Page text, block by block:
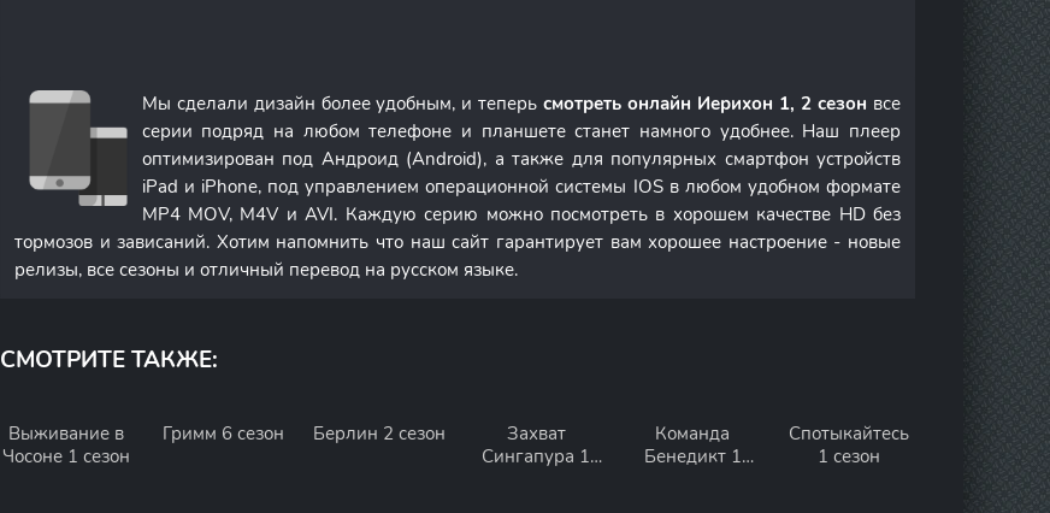
Мы сделали дизайн более удобным, и теперьсмотреть онлайн Иерихон 1, 2 сезон все
серии подряд на любом телефоне и планшете станет намного удобнее. Наш плеер
оптимизирован под Андроид (Android), а также для популярных смартфон устройств
iPad и iPhone, под управлением операционной системы IOS в любом удобном формате
MP4 MOV, M4V и AVI. Каждую серию можно посмотреть в хорошем качестве HD без
тормозов и зависаний. Хотим напомнить что наш сайт гарантирует вам хорошее настроение - новые
релизы, все сезоны и отличный перевод на русском языке.
СМОТРИТЕ ТАКЖЕ:
Выживание в
Чосоне 1 сезон
Гримм 6 сезон Берлин 2 сезон
Захват
Сингапура 1
Команда
Бенедикт 1
Спотыкайтесь
1 сезон